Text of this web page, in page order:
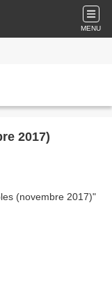
MENU
2017)